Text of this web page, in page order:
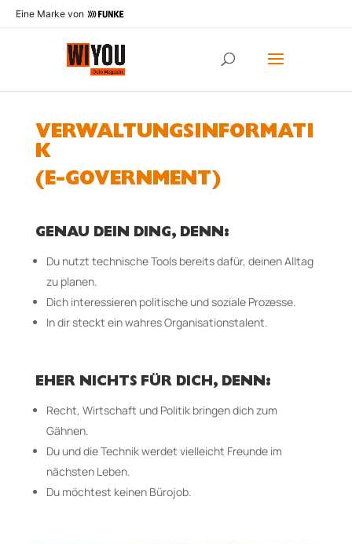
Eine Marke von
VERWALTUNGSINFORMATI
K
(E-GO­VERN­MENT)
GENAU DEIN DING, DENN:
Du nutzt technische Tools bereits dafür, deinen Alltag
zu planen.
Dich interessieren politische und soziale Prozesse.
In dir steckt ein wahres Organisationstalent.
EHER NICHTS FÜR DICH, DENN:
Recht, Wirtschaft und Politik bringen dich zum
Gähnen.
Du und die Technik werdet vielleicht Freunde im
nächsten Leben.
Du möchtest keinen Bürojob.